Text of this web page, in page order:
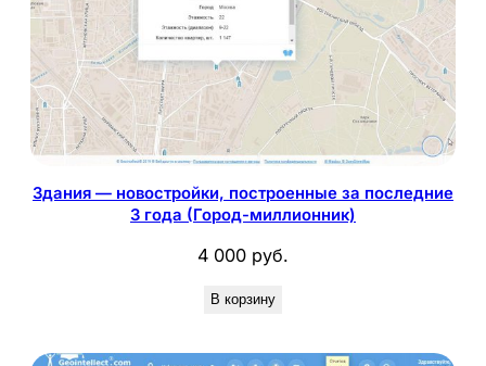
Здания — новостройки, построенные за последние
3 года (Город-миллионник)
4 000 руб.
В корзину